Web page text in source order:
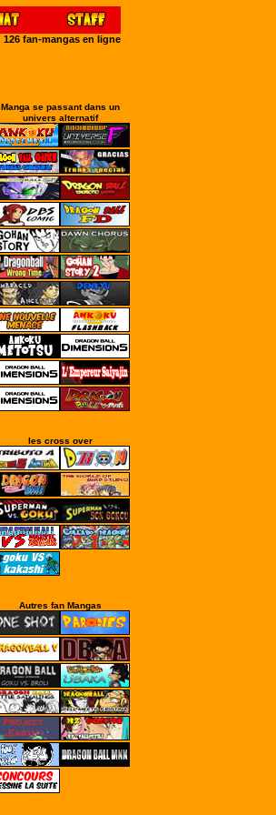
126 fan-mangas en ligne
Manga se passant dans un
univers alternatif
les cross over
Autres fan Mangas